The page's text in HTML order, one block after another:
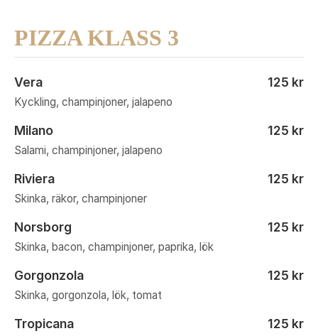
PIZZA KLASS 3
Vera 125 kr
Kyckling, champinjoner, jalapeno
Milano 125 kr
Salami, champinjoner, jalapeno
Riviera 125 kr
Skinka, räkor, champinjoner
Norsborg 125 kr
Skinka, bacon, champinjoner, paprika, lök
Gorgonzola 125 kr
Skinka, gorgonzola, lök, tomat
Tropicana 125 kr